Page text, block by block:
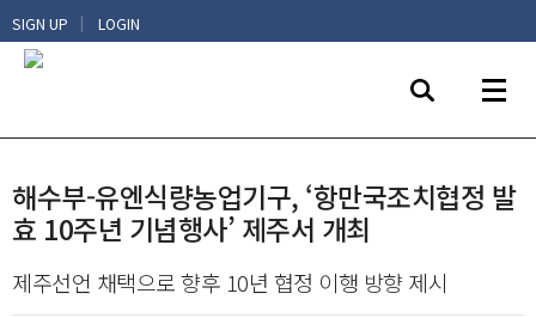
SIGN UP | LOGIN
해수부-유엔식량농업기구, ‘항만국조치협정 발
효 10주년 기념행사’ 제주서 개최
제주선언 채택으로 향후 10년 협정 이행 방향 제시